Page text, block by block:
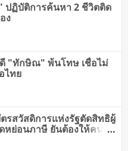
ปฏิบัติการค้นหา 2 ชีวิตติด
ง
"ทักษิณ" พ้นโทษ เชื่อไม่
ไทย
รสวัสดิการแห่งรัฐตัดสิทธิผู้
หย่อนภาษี ยันต้องให้คน